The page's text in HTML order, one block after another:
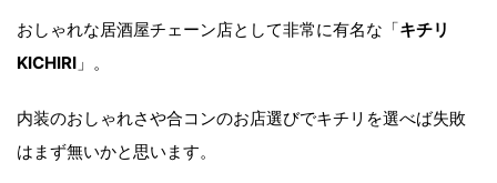
おしゃれな居酒屋チェーン店として非常に有名な「キチリ
KICHIRI 」。
内装のおしゃれさや合コンのお店選びでキチリを選べば失敗
はまず無いかと思います。